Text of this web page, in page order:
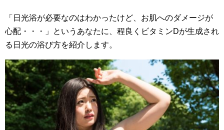
「日光浴が必要なのはわかったけど、お肌へのダメージが
心配・・・」というあなたに、程良くビタミンDが生成され
る日光の浴び方を紹介します。